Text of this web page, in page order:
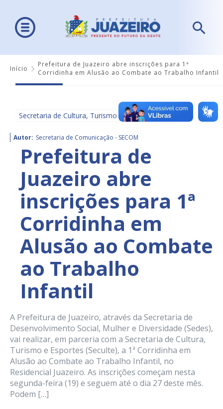
Início
Prefeitura de Juazeiro abre inscrições para 1ª
Corridinha em Alusão ao Combate ao Trabalho Infantil
Secretaria de Cultura, Turismo e Esportes - SECULTE
Autor: Secretaria de Comunicação - SECOM
Prefeitura de
Juazeiro abre
inscrições para 1ª
Corridinha em
Alusão ao Combate
ao Trabalho
Infantil
A Prefeitura de Juazeiro, através da Secretaria de
Desenvolvimento Social, Mulher e Diversidade (Sedes),
vai realizar, em parceria com a Secretaria de Cultura,
Turismo e Esportes (Seculte), a 1ª Corridinha em
Alusão ao Combate ao Trabalho Infantil, no
Residencial Juazeiro. As inscrições começam nesta
segunda-feira (19) e seguem até o dia 27 deste mês.
Podem […]